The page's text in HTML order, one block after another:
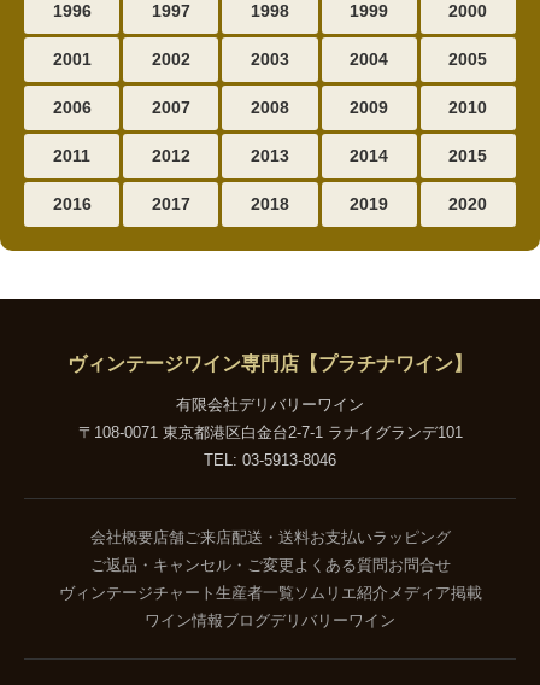
1996 1997 1998 1999 2000
2001 2002 2003 2004 2005
2006 2007 2008 2009 2010
2011 2012 2013 2014 2015
2016 2017 2018 2019 2020
ヴィンテージワイン専門店【プラチナワイン】
有限会社デリバリーワイン
〒108-0071 東京都港区白金台2-7-1 ラナイグランデ101
TEL: 03-5913-8046
会社概要店舗ご来店配送・送料お支払いラッピング
ご返品・キャンセル・ご変更よくある質問 お問合せ
ヴィンテージチャート 生産者一覧 ソムリエ紹介 メディア掲載
ワイン情報ブログデリバリーワイン